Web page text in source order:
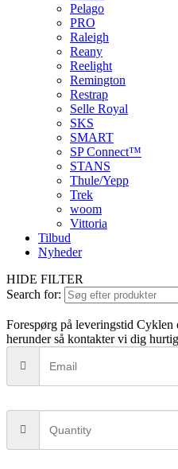
Pelago
PRO
Raleigh
Reany
Reelight
Remington
Restrap
Selle Royal
SKS
SMART
SP Connect™
STANS
Thule/Yepp
Trek
woom
Vittoria
Tilbud
Nyheder
HIDE FILTER
Search for:
Forespørg på leveringstid Cyklen
herunder så kontakter vi dig